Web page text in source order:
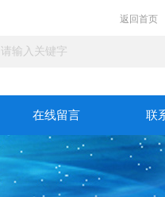
返回首页
在线留言 联